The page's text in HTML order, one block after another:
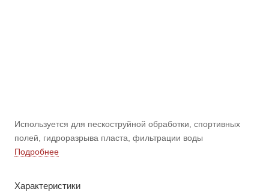
Используется для пескоструйной обработки, cпортивных
полей, гидроразрыва пласта, фильтрации воды
Подробнее
Характеристики